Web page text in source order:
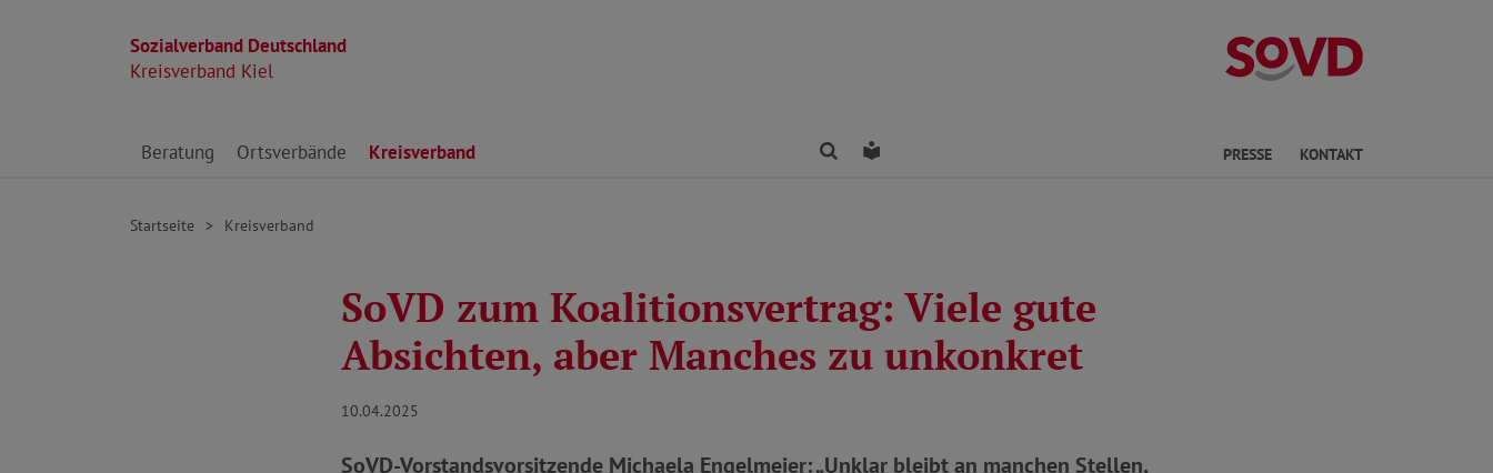
Sozialverband Deutschland
Kreisverband Kiel
Kreisverband
Direkt zu den Inhalten springen
Beratung Ortsverbände Kreisverband FindenLeichte Sprache PRESSE KONTAKT
Startseite Kreisverband
SoVD zum Koalitionsvertrag: Viele gute
Absichten, aber Manches zu unkonkret
10.04.2025
SoVD-Vorstandsvorsitzende Michaela Engelmeier: „Unklar bleibt an manchen Stellen,